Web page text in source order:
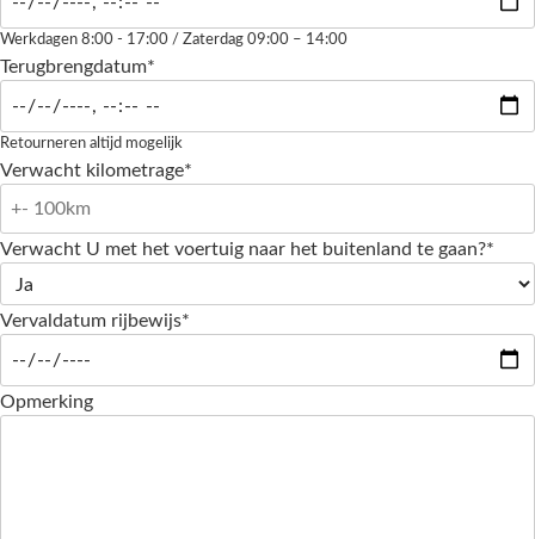
Werkdagen 8:00 - 17:00 / Zaterdag 09:00 – 14:00
Terugbrengdatum*
Retourneren altijd mogelijk
Verwacht kilometrage*
Verwacht U met het voertuig naar het buitenland te gaan?*
Vervaldatum rijbewijs*
Opmerking